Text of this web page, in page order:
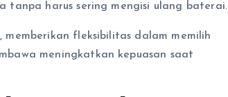
tanpa harus sering mengisi ulang baterai.
fleksibilitas dalam memilih
meningkatkan kepuasan saat